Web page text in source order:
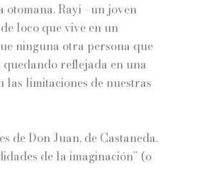
Rayi –un joven
loco que vive en un
ninguna otra persona que
reflejada en una
las limitaciones de nuestras
de Don Juan, de Castaneda.
de la imaginación” (o